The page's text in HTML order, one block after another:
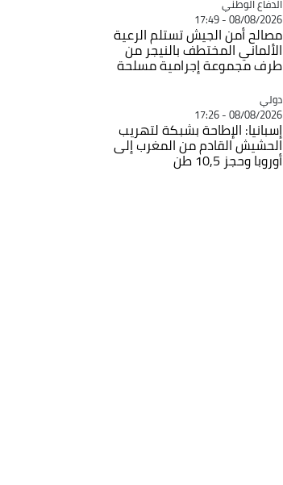
08/08/2026 - 17:49
مصالح أمن الجيش تستلم الرعية
الألماني المختطف بالنيجر من
طرف مجموعة إجرامية مسلحة
Catégorie
دولي
08/08/2026 - 17:26
إسبانيا: الإطاحة بشبكة لتهريب
الحشيش القادم من المغرب إلى
أوروبا وحجز 10,5 طن